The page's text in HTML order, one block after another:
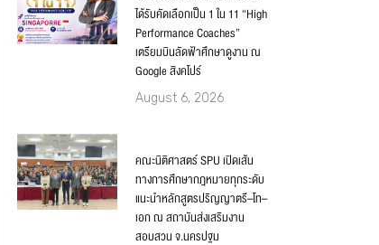
‘ผศ.ดร.ศิวพร เสาวคนธ์’ SPU
ได้รับคัดเลือกเป็น 1 ใน 11 “High
Performance Coaches”
เตรียมบินลัดฟ้าศึกษาดูงาน ณ
คณะนิติศาสตร์ SPU เปิดเส้น
ทางการศึกษากฎหมายทุกระดับ
แนะนำหลักสูตรปริญญาตรี–โท–
เอก ณ สถาบันส่งเสริมงาน